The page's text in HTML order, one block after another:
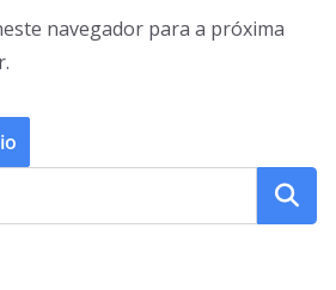
navegador para a próxima